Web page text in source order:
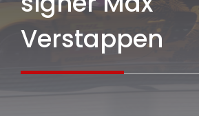
Verstappen